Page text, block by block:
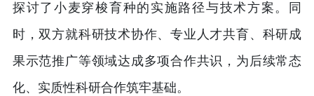
探讨了小麦穿梭育种的实施路径与技术方案。同
时，双方就科研技术协作、专业人才共育、科研成
果示范推广等领域达成多项合作共识，为后续常态
化、实质性科研合作筑牢基础。